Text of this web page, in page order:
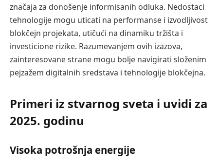
značaja za donošenje informisanih odluka. Nedostaci
tehnologije mogu uticati na performanse i izvodljivost
blokčejn projekata, utičući na dinamiku tržišta i
investicione rizike. Razumevanjem ovih izazova,
zainteresovane strane mogu bolje navigirati složenim
pejzažem digitalnih sredstava i tehnologije blokčejna.
Primeri iz stvarnog sveta i uvidi za
2025. godinu
Visoka potrošnja energije